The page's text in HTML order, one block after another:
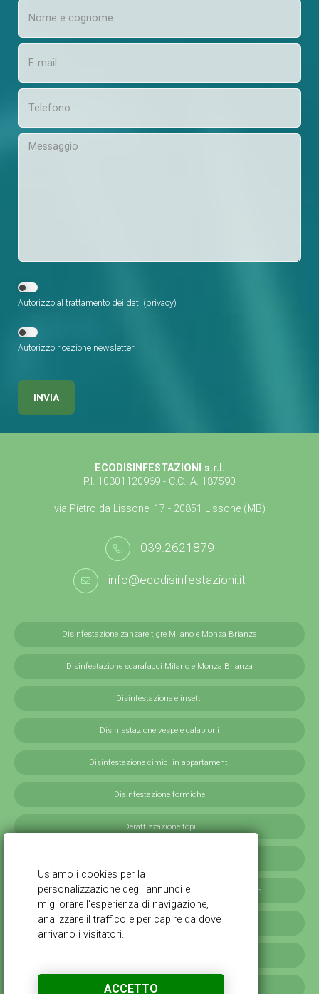
ACCETTO
Autorizzo al trattamento dei dati (privacy)
Autorizzo ricezione newsletter
ECODISINFESTAZIONI s.r.l.
P.I. 10301120969 - C.C.I.A. 187590
via Pietro da Lissone, 17 - 20851 Lissone (MB)
039.2621879
info@ecodisinfestazioni.it
Disinfestazione zanzare tigre Milano e Monza Brianza
Disinfestazione scarafaggi Milano e Monza Brianza
Disinfestazione e insetti
Disinfestazione vespe e calabroni
Disinfestazione cimici in appartamenti
Disinfestazione formiche
Derattizzazione topi
Disinfestazione blatte germaniche in provincia di Milano
Servizi antilarvali, adulticidi invernali
Disinfestazione da cimici verdi